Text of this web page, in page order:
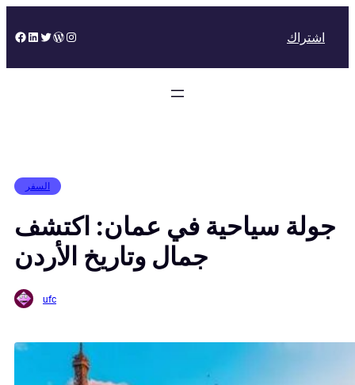
to
Facebook
LinkedIn
Twitter
WordPress
Instagram اشتراك
السفر
جولة سياحية في عمان: اكتشف
جمال وتاريخ الأردن
ufc